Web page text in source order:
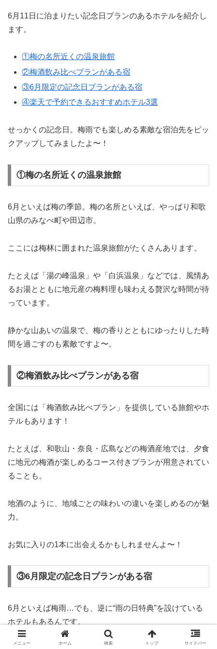
6月11日に泊まりたい記念日プランのあるホテルを紹介し
ます。
①梅の名所近くの温泉旅館
②梅酒飲み比べプランがある宿
③6月限定の記念日プランがある宿
④楽天で予約できるおすすめホテル3選
せっかくの記念日。梅雨でも楽しめる素敵な宿泊先をピッ
クアップしてみましたよ〜！
①梅の名所近くの温泉旅館
6月といえば梅の季節。梅の名所といえば、やっぱり和歌
山県のみなべ町や田辺市。
ここには梅林に囲まれた温泉旅館がたくさんあります。
たとえば「湯の峰温泉」や「白浜温泉」などでは、風情あ
るお湯とともに地元産の梅料理も味わえる贅沢な時間が待
っています。
静かな山あいの温泉で、梅の香りとともにゆったりした時
間を過ごすのも素敵ですよ〜。
②梅酒飲み比べプランがある宿
全国には「梅酒飲み比べプラン」を提供している旅館やホ
テルもあります！
たとえば、和歌山・奈良・広島などの梅酒産地では、夕食
に地元の梅酒が楽しめるコース付きプランが用意されてい
ることも。
地酒のように、地域ごとの味わいの違いを楽しめるのが魅
力。
お気に入りの1本に出会えるかもしれませんよ〜！
③6月限定の記念日プランがある宿
6月といえば梅雨…でも、逆に“雨の日特典”を設けている
ホテルもあるんです。
メニュー ホーム 検索 トップ サイドバー